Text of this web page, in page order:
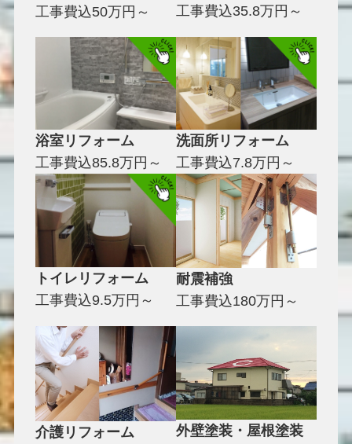
工事費込50万円～
工事費込35.8万円～
浴室リフォーム
工事費込85.8万円～
洗面所リフォーム
工事費込7.8万円～
トイレリフォーム
工事費込9.5万円～
耐震補強
工事費込180万円～
介護リフォーム
外壁塗装 ・屋根塗装